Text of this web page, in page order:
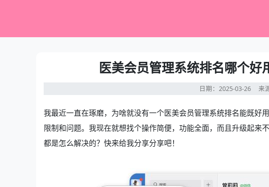
医美会员管理系统排名哪个
日期：2025-03-26 来
我最近一直在琢磨，为啥就没有一个医美会员管理系统排名能既好
限制和问题。我现在就想找个操作简便，功能全面，而且升级起来
都是怎么解决的？快来给我分享分享吧！